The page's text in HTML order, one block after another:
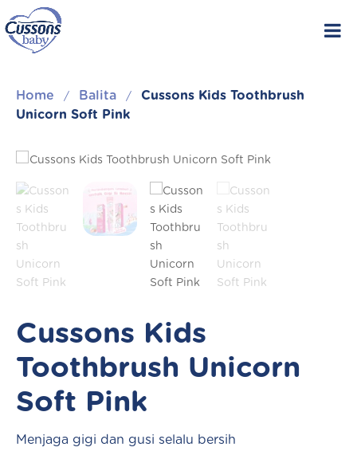
to
content
Home / Balita /
Cussons Kids Toothbrush
Unicorn Soft Pink
Cussons Kids
Toothbrush Unicorn
Soft Pink
Menjaga gigi dan gusi selalu bersih